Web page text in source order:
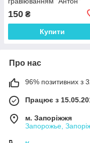
150 ₴
Купити
Про нас
96% позитивних з
Працює з
м. Запоріжжя
Запорожье,